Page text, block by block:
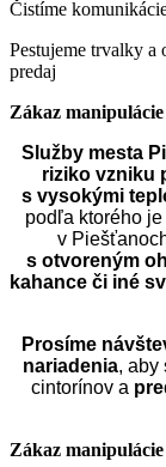
Čistíme
Pestujeme trvalky a
predaj
Zákaz
Služby mesta
riziko vzniku
s vysokými
podľa ktorého je
v
s otvoreným
kahance či iné
Prosíme
nariadenia, aby
cintorínov a
Zákaz